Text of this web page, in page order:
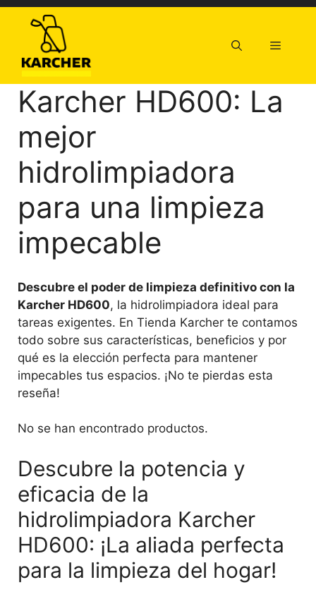
Saltar
contenido
Menú
Karcher HD600: La
mejor
hidrolimpiadora
para una limpieza
impecable
Descubre el poder de limpieza definitivo con la
Karcher HD600, la hidrolimpiadora ideal para
tareas exigentes. En Tienda Karcher te contamos
todo sobre sus características, beneficios y por
qué es la elección perfecta para mantener
impecables tus espacios. ¡No te pierdas esta
reseña!
No se han encontrado productos.
Descubre la potencia y
eficacia de la
hidrolimpiadora Karcher
HD600: ¡La aliada perfecta
para la limpieza del hogar!